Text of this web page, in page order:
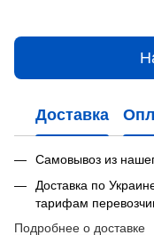
Доставка
Самовывоз из
Доставка по
тарифам
Подробнее о доставке